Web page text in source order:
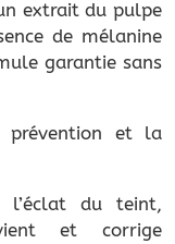
extrait du pulpe
de mélanine
garantie sans
et la
du teint,
et corrige